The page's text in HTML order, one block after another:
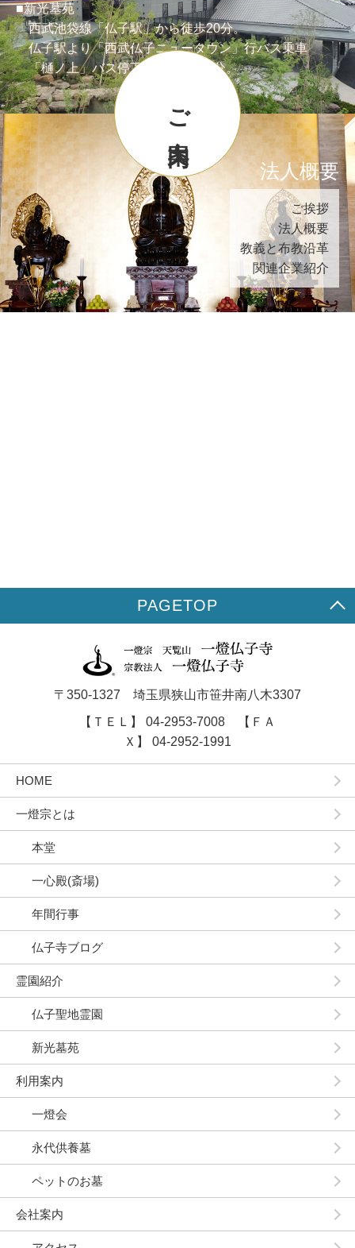
ご案内
■新光墓苑
西武池袋線「仏子駅」から徒歩20分。
仏子駅より「西武仏子ニュータウン」行バス乗車
「樋ノ上」バス停下車より徒歩2分。
法人概要
ご挨拶
法人概要
教義と布教沿革
関連企業紹介
PAGETOP
〒350-1327 埼玉県狭山市笹井南八木3307
【ＴＥＬ】 04-2953-7008 【ＦＡ
Ｘ】 04-2952-1991
HOME
一燈宗とは
本堂
一心殿(斎場)
年間行事
仏子寺ブログ
霊園紹介
仏子聖地霊園
新光墓苑
利用案内
一燈会
永代供養墓
ペットのお墓
会社案内